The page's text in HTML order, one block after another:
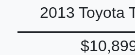
2013 Toyota